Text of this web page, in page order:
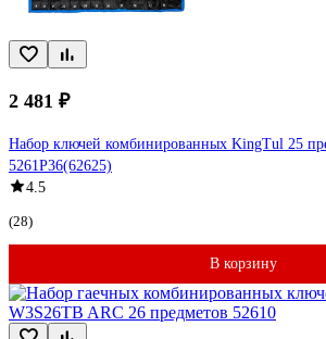
2 481 ₽
Набор ключей комбинированных KingTul 25
5261P36(62625)
4.5
(28)
В корзину